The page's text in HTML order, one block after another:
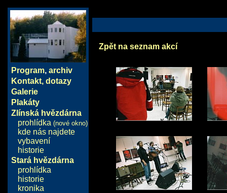
Program, archiv
Kontakt, dotazy
Galerie
Plakáty
Zlínská hvězdárna
prohlídka (nové okno)
kde nás najdete
vybavení
historie
Stará hvězdárna
prohlídka
historie
kronika
Zpět na seznam akcí